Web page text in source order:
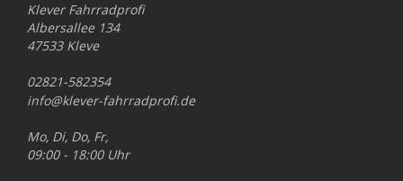
Klever Fahrradprofi
Albersallee 134
47533 Kleve
02821-582354
info@klever-fahrradprofi.de
Mo, Di, Do, Fr,
09:00 - 18:00 Uhr